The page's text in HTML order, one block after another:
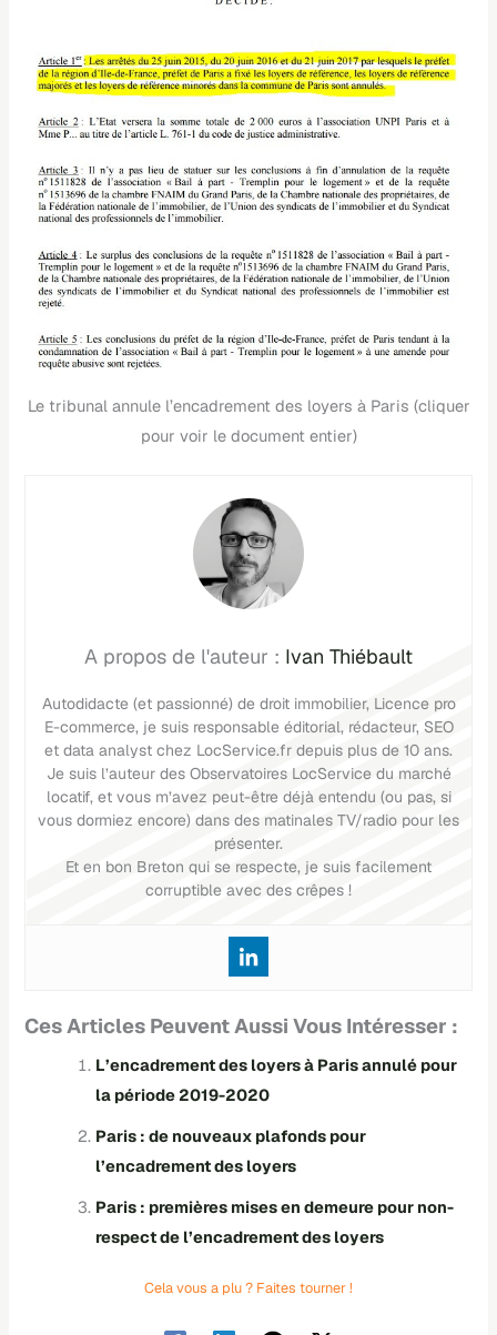
Le tribunal annule l’encadrement des loyers à Paris (cliquer
pour voir le document entier)
Ivan Thiébault
Autodidacte (et passionné) de droit immobilier, Licence pro
E-commerce, je suis responsable éditorial, rédacteur, SEO
et data analyst chez LocService.fr depuis plus de 10 ans.
Je suis l’auteur des Observatoires LocService du marché
locatif, et vous m’avez peut-être déjà entendu (ou pas, si
vous dormiez encore) dans des matinales TV/radio pour les
présenter.
Et en bon Breton qui se respecte, je suis facilement
corruptible avec des crêpes !
Ces Articles Peuvent Aussi Vous Intéresser :
L’encadrement des loyers à Paris annulé pour
la période 2019-2020
Paris : de nouveaux plafonds pour
l’encadrement des loyers
Paris : premières mises en demeure pour non-
respect de l’encadrement des loyers
Cela vous a plu ? Faites tourner !